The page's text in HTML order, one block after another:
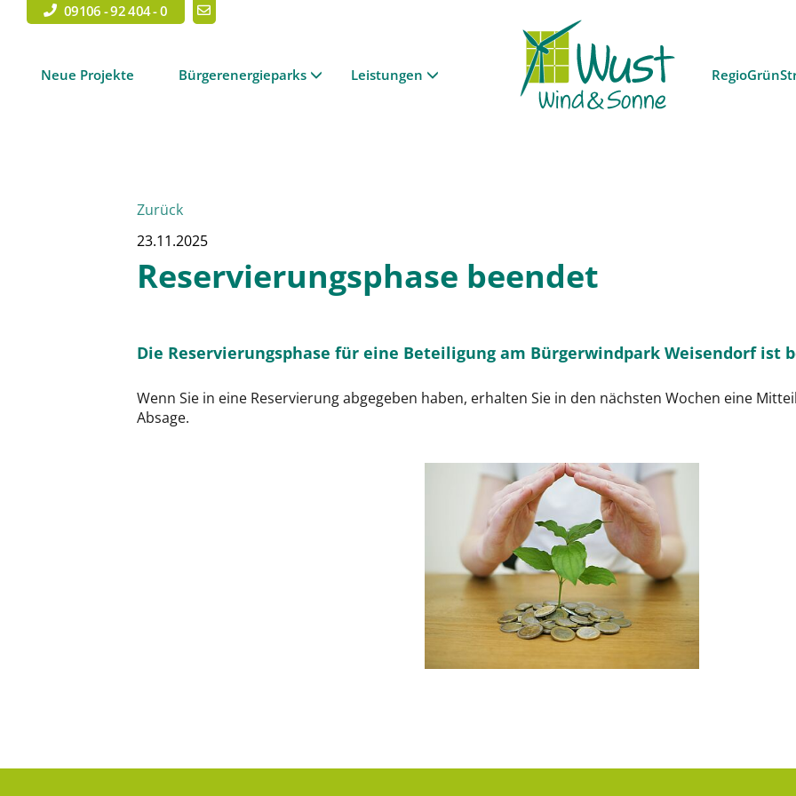
09106 - 92 404 - 0
Neue Projekte Bürgerenergieparks Leistungen
Zurück
23.11.2025
Reservierungsphase beendet
Die Reservierungsphase für eine Beteiligung am Bürgerwindpark Weisendorf ist
Wenn Sie in eine Reservierung abgegeben haben, erhalten Sie in den nächsten Wochen eine
Absage.